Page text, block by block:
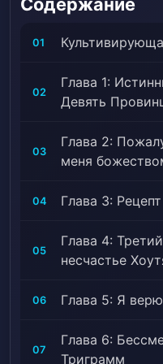
реальностей,
Scientists, Медленное
Становление сильного
01
02
Глава 1:
Девять
03
Глава 2:
меня
04 Глава 3:
05
Глава 4:
несчастье
06 Глава 5: Я
07
Глава 6:
Триграмм